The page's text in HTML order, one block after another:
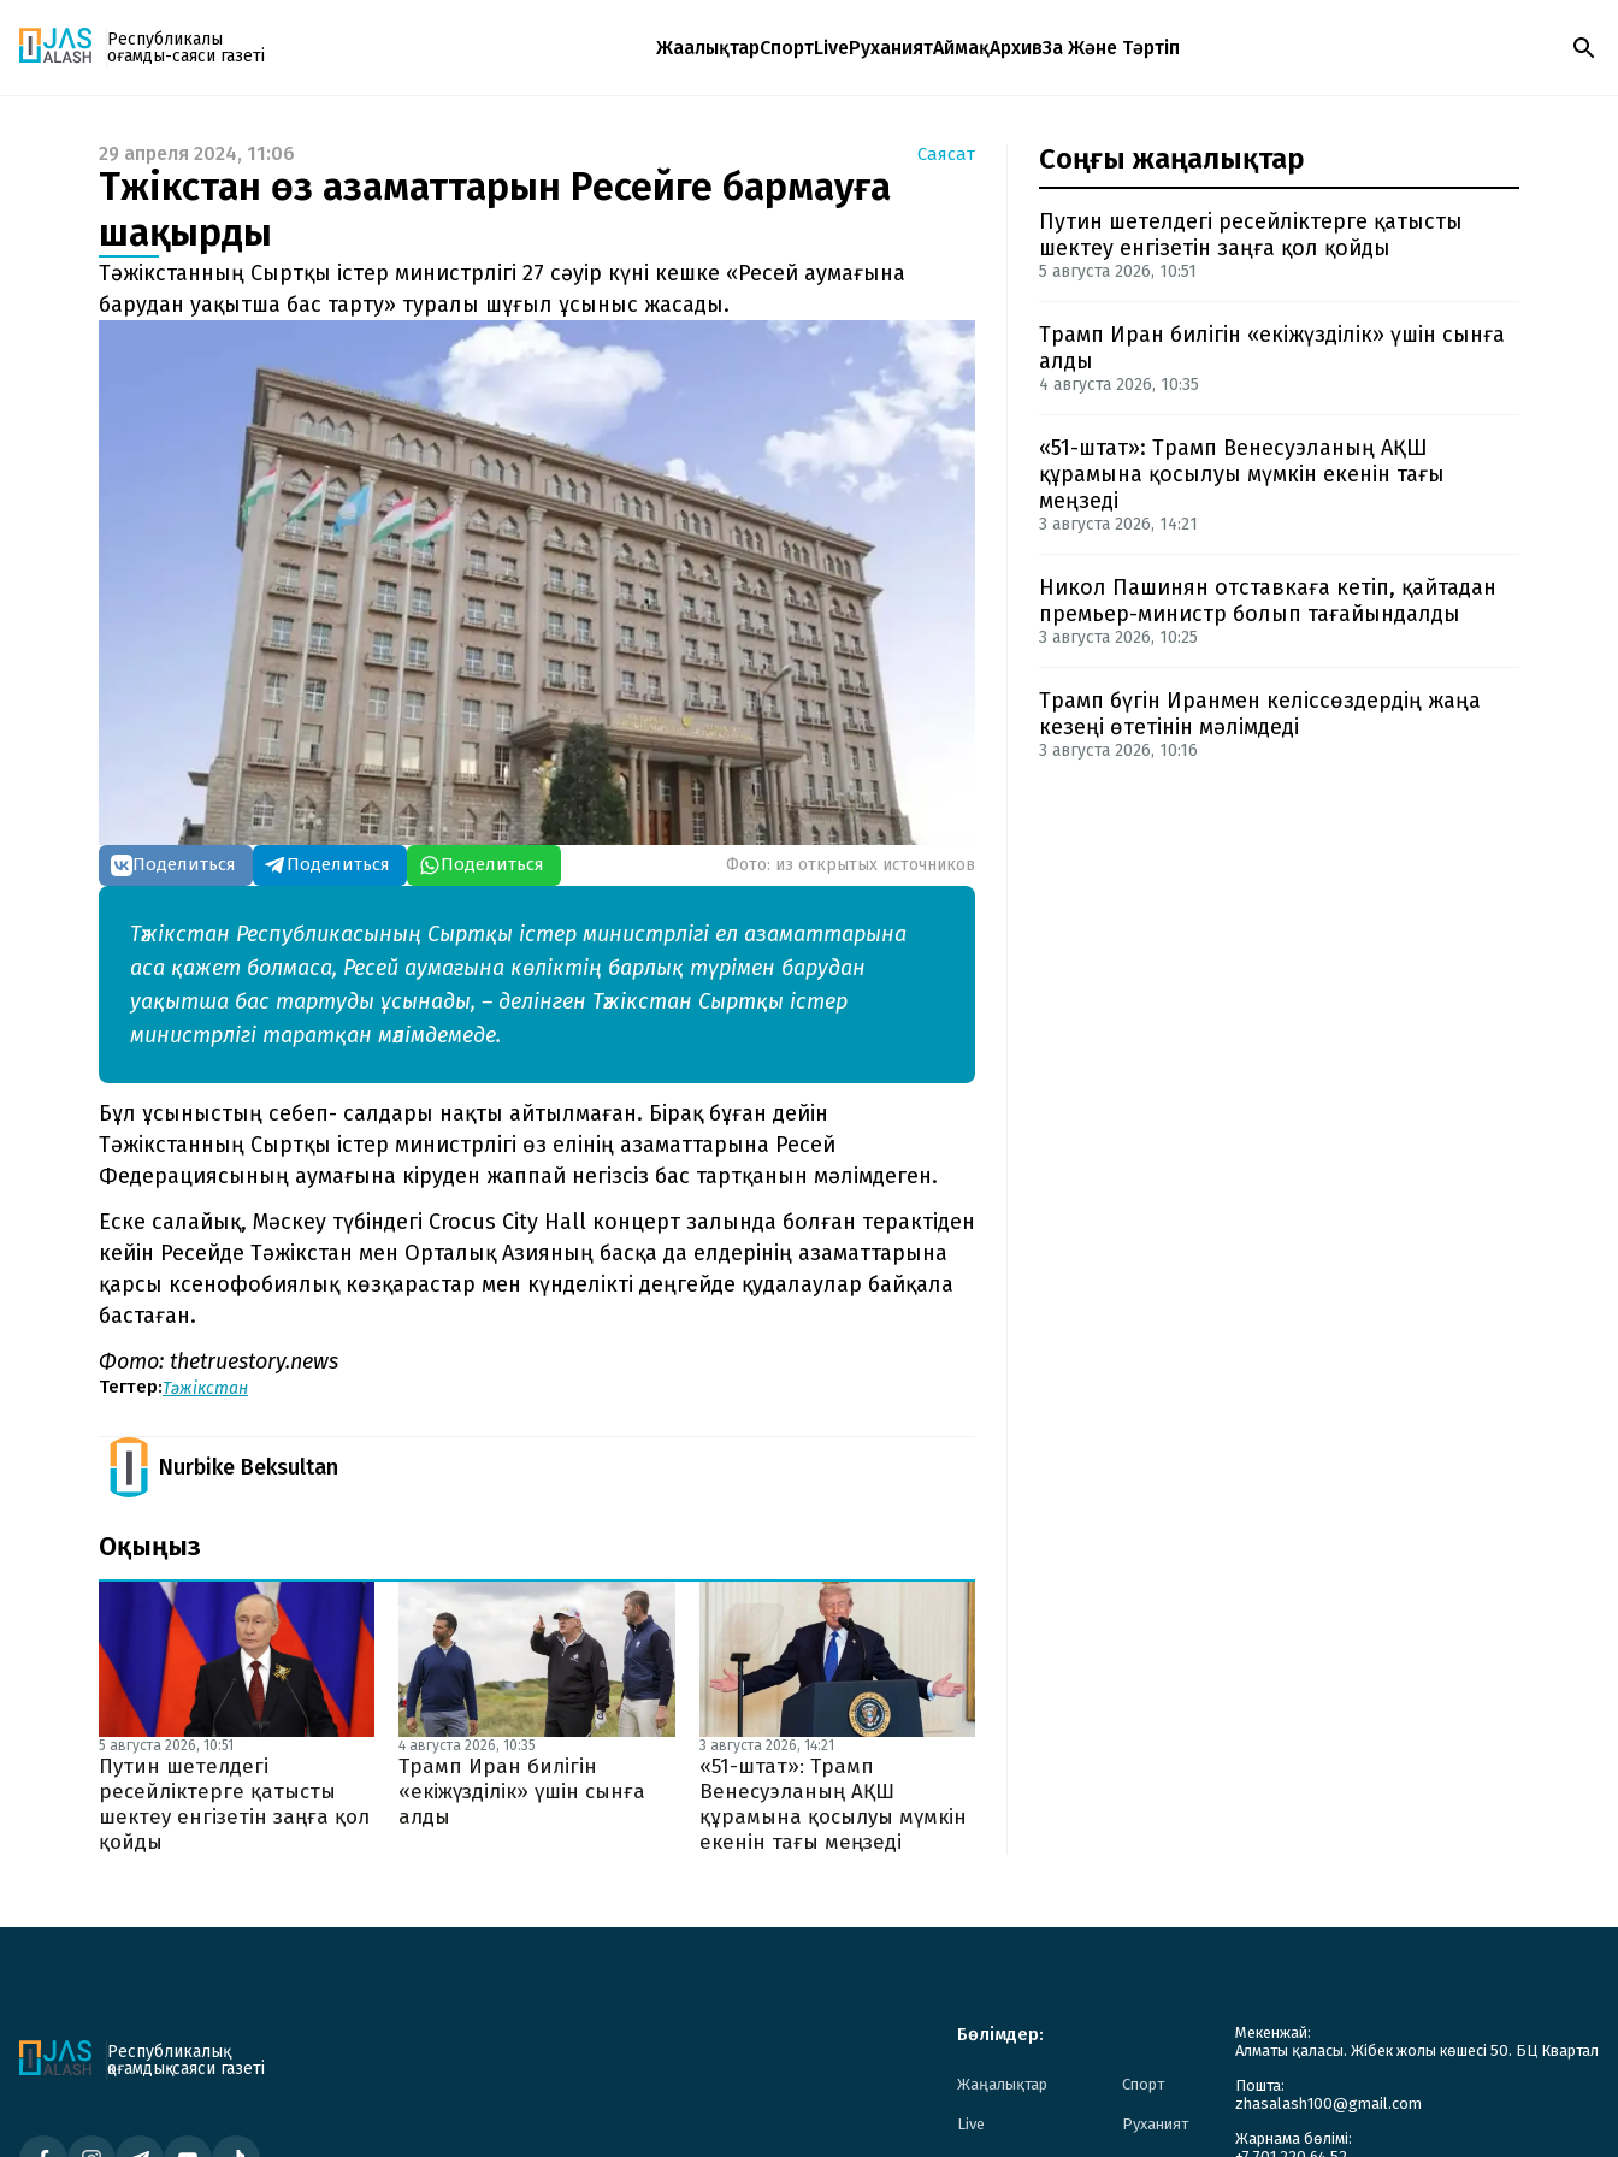
Республикалық
қоғамдық-саяси газеті
ЖаңалықтарСпортLiveРуханиятАймақАрхивЗаң Және Тәртіп
Газетке жазылу
PDF форматтағы газетті ай сайын электронды
поштаңызға алып отырыңыз. Жаңа нөмір
шыққан сәтте сізге бірден жіберіледі. Тек email
енгізіңіз, біз қалғанын өзіміз жібереміз.
29 апреля 2024, 11:06 Саясат
Тәжікстан өз азаматтарын Ресейге бармауға
шақырды
Тәжікстанның Сыртқы істер министрлігі 27 сәуір күні кешке «Ресей аумағына
барудан уақытша бас тарту» туралы шұғыл ұсыныс жасады.
Поделиться Поделиться Поделиться Фото: из открытых источников
Тәжікстан Республикасының Сыртқы істер министрлігі ел азаматтарына
аса қажет болмаса, Ресей аумағына көліктің барлық түрімен барудан
уақытша бас тартуды ұсынады, – делінген Тәжікстан Сыртқы істер
министрлігі таратқан мәлімдемеде.
Бұл ұсыныстың себеп- салдары нақты айтылмаған. Бірақ бұған дейін
Тәжікстанның Сыртқы істер министрлігі өз елінің азаматтарына Ресей
Федерациясының аумағына кіруден жаппай негізсіз бас тартқанын мәлімдеген.
Еске салайық, Мәскеу түбіндегі Crocus City Hall концерт залында болған терактіден
кейін Ресейде Тәжікстан мен Орталық Азияның басқа да елдерінің азаматтарына
қарсы ксенофобиялық көзқарастар мен күнделікті деңгейде қудалаулар байқала
бастаған.
Фото: thetruestory.news
Тегтер:Тәжікстан
Nurbike Beksultan
Оқыңыз
5 августа 2026, 10:51
Путин шетелдегі
ресейліктерге қатысты
шектеу енгізетін заңға қол
қойды
4 августа 2026, 10:35
Трамп Иран билігін
«екіжүзділік» үшін сынға
алды
3 августа 2026, 14:21
«51-штат»: Трамп
Венесуэланың АҚШ
құрамына қосылуы мүмкін
екенін тағы меңзеді
Соңғы жаңалықтар
Путин шетелдегі ресейліктерге қатысты
шектеу енгізетін заңға қол қойды
5 августа 2026, 10:51
Трамп Иран билігін «екіжүзділік» үшін сынға
алды
4 августа 2026, 10:35
«51-штат»: Трамп Венесуэланың АҚШ
құрамына қосылуы мүмкін екенін тағы
меңзеді
3 августа 2026, 14:21
Никол Пашинян отставкаға кетіп, қайтадан
премьер-министр болып тағайындалды
3 августа 2026, 10:25
Трамп бүгін Иранмен келіссөздердің жаңа
кезеңі өтетінін мәлімдеді
3 августа 2026, 10:16
Республикалық
қоғамдық-саяси газеті
Бөлімдер:
Жаңалықтар Спорт
Live Руханият
Мекенжай:
Алматы қаласы. Жібек жолы көшесі 50. БЦ Квартал
Пошта:
zhasalash100@gmail.com
Жарнама бөлімі: